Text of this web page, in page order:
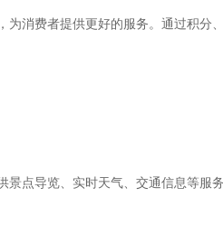
为消费者提供更好的服务。通过积分
景点导览、实时天气、交通信息等服